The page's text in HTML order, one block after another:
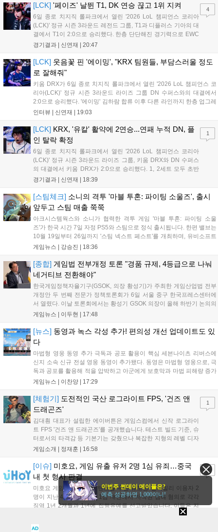
"오늘 져서 너무 아쉽다"...
[LCK] '페이즈' 날뛴 T1, DK 연승 끊고 1위 지켜
6일 종로 치지직 롤파크에서 열린 '2026 LoL 챔피언스 코리아
(LCK)' 정규 시즌 3라운드 레전드 그룹, T1과 디플러스 기아의 대
결에서 T1이 2:0으로 승리했다. 한층 단단해진 경기력으로 EWC
우승을 기점으로 파죽지세의 연승을 이어가던 디플러스 기아를
T1은 첫 드래곤을 두드렸...
경기결과 | 신연재 20:47
4
[LCK] 웃음꽃 핀 '에이밍', "KRX 팀원들, 부담스러울 정도
로 잘해줘"
키움 DRX가 6일 종로 치지직 롤파크에서 열린 '2026 LoL 챔피언스 코
리아(LCK)' 정규 시즌 3라운드 라이즈 그룹 DN 수퍼스와의 대결에서
2:0으로 승리했다. '에이밍' 김하람 합류 이후 다른 라인까지 한층 업그레
이드 된 경기력을 보여주며 기분 좋은 2연승을 달렸다. 경기 종료 후 기
인터뷰 | 신연재 19:03
[LCK] KRX, '유칼' 활약에 2연승...연패 누적 DN, 플
인 탈락 확정
6일 종로 치지직 롤파크에서 열린 '2026 LoL 챔피언스 코리아
(LCK)' 정규 시즌 3라운드 라이즈 그룹, 키움 DRX와 DN 수퍼스
의 대결에서 키움 DRX가 2:0으로 승리했다. 1, 2세트 모두 초반
부터 앞서나갔고, 별다른 위기 없이 승리를 꿰찼다. DN 수퍼스는
의 출발이 매우 좋...
경기결과 | 신연재 18:39
1
[스팀체크] 소니의 격투 '마블 투혼: 파이팅 소울즈', 출시
앞두고 스팀 매출 쭉쭉
아크시스템웍스와 소니가 협력한 격투 게임 '마블 투혼: 파이팅 소울
즈'가 한국 시간 7일 자정 PS5와 스팀으로 정식 출시됩니다. 한편 밸브는
10월 19일부터 26일까지 '스팀 넥스트 페스트'를 개최하며, 유비소프트
의 '더 디비전 리서전스'가 스팀에 출시되었고, 농장 시뮬레이션 '돌록 타
각기 다른 장르에서 이용자들의 기대를 모으고 있습니다....
게임뉴스 | 강승진 18:36
[종합] 게임법 전부개정 토론 "경품 규제, 4등급으로 나눠
네거티브 전환해야"
한국게임정책자율기구(GSOK, 의장 황성기)가 주최한 게임산업법 전부
개정안 두 번째 전문가 정책토론회가 6일 서울 중구 한국프레스센터에
서 열렸다. 이날 토론회에서는 황성기 GSOK 의장이 올해 하반기 논의의
주요 쟁점과 성과를 짚은 데 이어, 박종현 한양대 법학전문대학원 교수
호사가 게임 등...
게임뉴스 | 이두현 17:48
[뉴스] 동영과 녹스 각성 추가! 편의성 개선 업데이트도 있
다
마법형 영웅 동영 추가 극독과 공포 활용이 핵심 세븐나이츠 리버스에
신지 소속 신규 전설 영웅 동영이 추가됐다. 동영은 마법형 영웅으로, 극
독과 공포를 활용해 적을 압박하고 아군에게 보호막과 마법 피해량 증가
를 제공하는 것이 특징이다. 패시브 황천의 동행자는 동영의 핵심이다.
활한다. 모...
게임뉴스 | 이찬양 17:29
[체험기] 도전적인 국산 로그라이트 FPS, '건즈 앤
드래곤즈'
김대훤 대표가 설립한 에이버튼은 게임스컴에서 신작 로그라이
트 FPS '건즈 앤 드래곤즈'를 공개했습니다. 테스트 빌드 기준, 슈
터로서의 타격감 등 기본기는 갖췄으나 복잡한 지형의 레벨 디자
인은 개선이 필요해 보입니다. 또한, 성장 트랙의 과도한 분절과
요구됩니다. 개발사는 향후 캐릭터 추가 등을 통해 게임성을 다듬
어 경쟁력을 확보할 계획입니다....
게임소개 | 정재훈 16:58
1
[이슈] 미호요, 게임 유출 유저 2명 1심 유죄…중국
내 첫 형사 판결
미호요 게임의 미공개 콘텐츠를 무단 유포한 빌리빌리 이용자 2
명이 지난 4월 24일 열린 1심 재판에서 저작권 침해 혐의로 각각
징역 1년 2개월과 1년에 집행유예를 선고받았습니다. 이들은 지
난해 7월부터 원신 등 주요 게임의 영상을 유포해 60만 회 이상의
2
AD
이번주 썬데이 메이플은?
예측 성공하면 1,000이니!